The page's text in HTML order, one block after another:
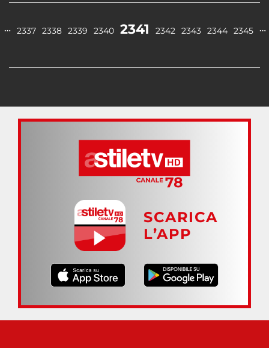
… 2337 2338 2339 2340 2341 2342 2343 2344 2345 …
SCARICA
L’APP